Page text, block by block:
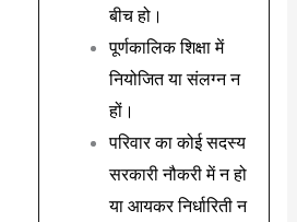
बीच हो।
पूर्णकालिक शिक्षा में
नियोजित या संलग्न न
हों।
परिवार का कोई सदस्य
सरकारी नौकरी में न हो
या आयकर निर्धारिती न